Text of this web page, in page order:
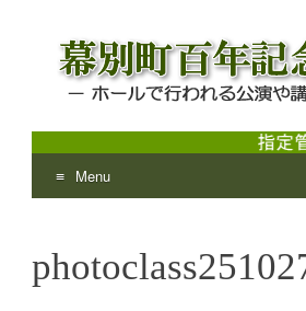
幕別町百年
ホールで行われる公演や講座のご
Menu
content